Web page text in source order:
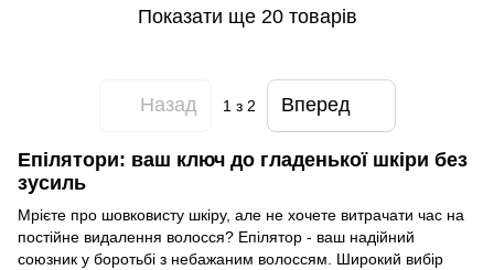
Показати ще 20 товарів
Назад 1 з 2 Вперед
Епілятори: ваш ключ до гладенької шкіри без
зусиль
Мрієте про шовковисту шкіру, але не хочете витрачати час на
постійне видалення волосся? Епілятор - ваш надійний
союзник у боротьбі з небажаним волоссям. Широкий вибір